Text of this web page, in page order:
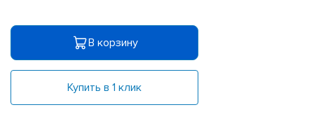
В корзину
Купить в 1 клик